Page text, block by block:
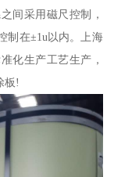
间采用磁尺控制，
制在±1u以内。上海
化生产工艺生产，
板!